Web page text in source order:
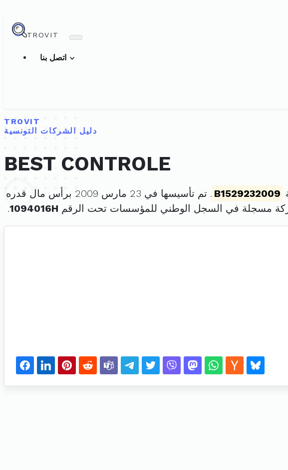
TROVIT
TROVIT
دليل الشركات التونسية
BEST CONTROLE
B1529232009 . تم تأسيسها في 23 مارس 2009 برأس مال قدره
مسجلة في السجل الوطني للمؤسسات تحت الرقم 1094016H
.